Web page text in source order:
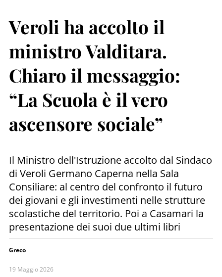
Veroli ha accolto il
ministro Valditara.
Chiaro il messaggio:
“La Scuola è il vero
ascensore sociale”
Il Ministro dell'Istruzione accolto dal Sindaco
di Veroli Germano Caperna nella Sala
Consiliare: al centro del confronto il futuro
dei giovani e gli investimenti nelle strutture
scolastiche del territorio. Poi a Casamari la
presentazione dei suoi due ultimi libri
Greco
19 Maggio 2026